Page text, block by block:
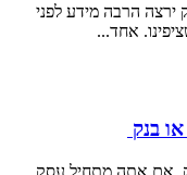
ירצה הרבה מידע לפני
אחד...
בנק